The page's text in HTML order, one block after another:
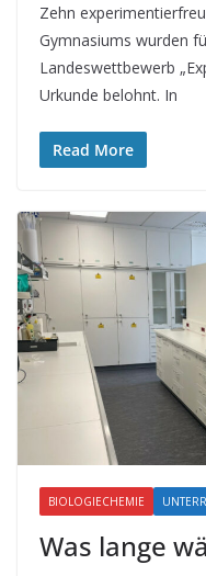
Zehn
Gymnasiums wurden
Landeswettbewerb
Urkunde belohnt. In
Read More
BIOLOGIECHEMIE
Was lange